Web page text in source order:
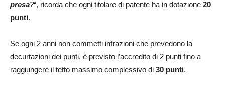
presa?“, ricorda che ogni titolare di patente ha in dotazione 20
punti.
Se ogni 2 anni non commetti infrazioni che prevedono la
decurtazioni dei punti, è previsto l’accredito di 2 punti fino a
raggiungere il tetto massimo complessivo di 30 punti.